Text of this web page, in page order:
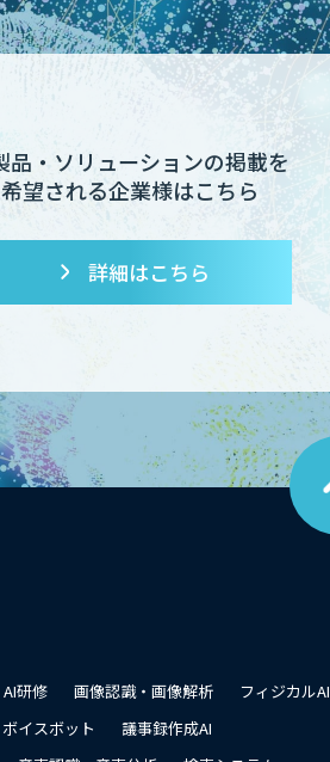
品・ソリューションの掲載を
希望される企業様はこちら
詳細はこちら
こ
の
ペ
ー
ジ
AI研修 画像認識・画像解析
フィジカルAI
ボイスボット
議事録作成AI